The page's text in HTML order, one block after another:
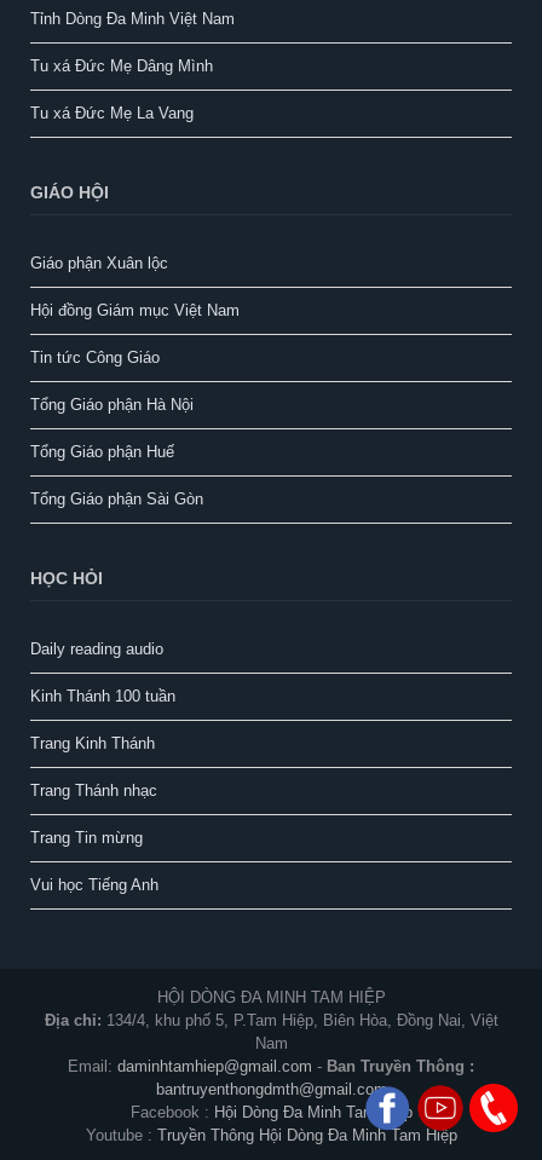
Tỉnh Dòng Đa Minh Việt Nam
Tu xá Đức Mẹ Dâng Mình
Tu xá Đức Mẹ La Vang
GIÁO HỘI
Giáo phận Xuân lộc
Hội đồng Giám mục Việt Nam
Tin tức Công Giáo
Tổng Giáo phận Hà Nội
Tổng Giáo phận Huế
Tổng Giáo phận Sài Gòn
HỌC HỎI
Daily reading audio
Kinh Thánh 100 tuần
Trang Kinh Thánh
Trang Thánh nhạc
Trang Tin mừng
Vui học Tiếng Anh
HỘI DÒNG ĐA MINH TAM HIỆP
Địa chỉ: 134/4, khu phố 5, P.Tam Hiệp, Biên Hòa, Đồng Nai, Việt
Nam
Email: daminhtamhiep@gmail.com - Ban Truyền Thông :
bantruyenthongdmth@gmail.com
Facebook : Hội Dòng Đa Minh Tam Hiệp
Youtube : Truyền Thông Hội Dòng Đa Minh Tam Hiệp